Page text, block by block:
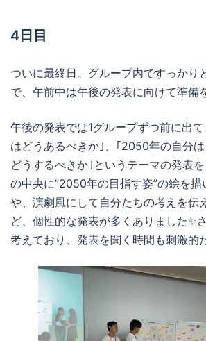
4日目
ついに最終日。グループ内ですっかり
で、午前中は午後の発表に向けて準備
午後の発表では1グループずつ前に出
はどうあるべきか｣、｢2050年の自分
どうするべきか｣というテーマの発表
の中央に”2050年の目指す姿”の絵を
や、演劇風にして自分たちの考えを伝
ど、個性的な発表が多くありました✨
考えており、発表を聞く時間も刺激的